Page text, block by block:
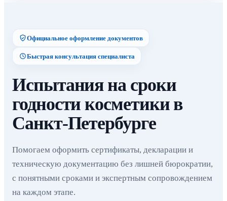
Официальное оформление документов
Быстрая консультация специалиста
Испытания на сроки
годности косметики в
Санкт-Петербурге
Помогаем оформить сертификаты, декларации и
техническую документацию без лишней бюрократии,
с понятными сроками и экспертным сопровождением
на каждом этапе.